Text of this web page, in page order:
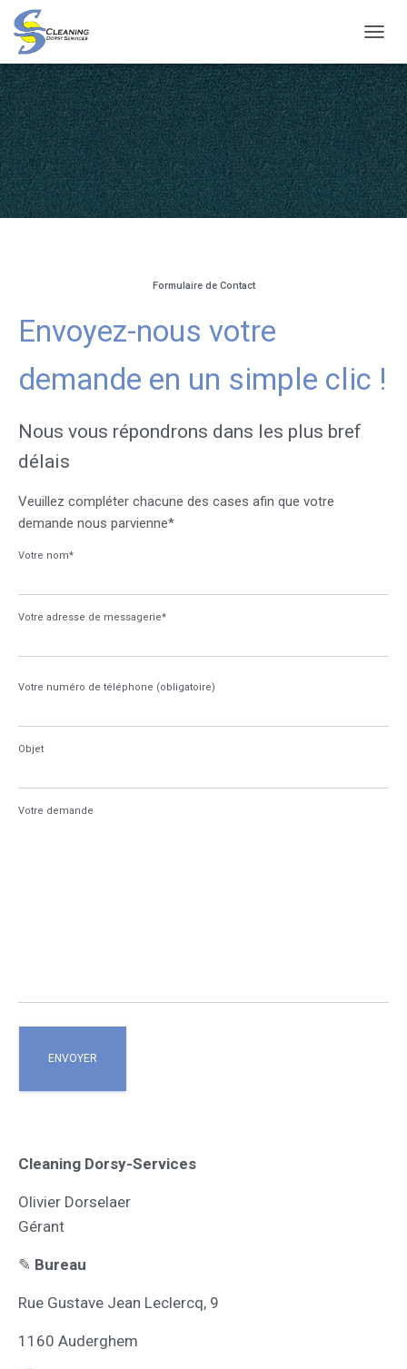
É
P
I
E
R
L
A
N
A
Formulaire de Contact
Envoyez-nous votre
demande en un simple clic !
Nous vous répondrons dans les plus bref
délais
Veuillez compléter chacune des cases afin que votre
demande nous parvienne*
Votre nom*
Votre adresse de messagerie*
Votre numéro de téléphone (obligatoire)
Objet
Votre demande
Cleaning Dorsy-Services
Olivier Dorselaer
Gérant
✎ Bureau
Rue Gustave Jean Leclercq, 9
1160 Auderghem